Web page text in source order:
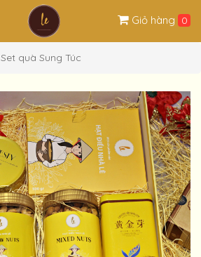
Giỏ hàng 0
Set quà Sung Túc